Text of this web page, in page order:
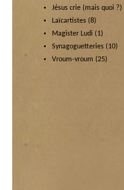
Jésus crie (mais quoi ?)
Laïcartistes (8)
Magister Ludi (1)
Synagoguetteries (10)
Vroum-vroum (25)